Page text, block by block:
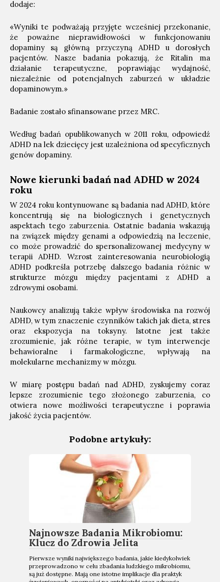
dodaje:
«Wyniki te podważają przyjęte wcześniej przekonanie,
że poważne nieprawidłowości w funkcjonowaniu
dopaminy są główną przyczyną ADHD u dorosłych
pacjentów. Nasze badania pokazują, że Ritalin ma
działanie terapeutyczne, poprawiając wydajność,
niezależnie od potencjalnych zaburzeń w układzie
dopaminowym.»
Badanie zostało sfinansowane przez MRC.
Według badań opublikowanych w 2011 roku, odpowiedź
ADHD na lek dziecięcy jest uzależniona od specyficznych
genów dopaminy.
Nowe kierunki badań nad ADHD w 2024
roku
W 2024 roku kontynuowane są badania nad ADHD, które
koncentrują się na biologicznych i genetycznych
aspektach tego zaburzenia. Ostatnie badania wskazują
na związek między genami a odpowiedzią na leczenie,
co może prowadzić do spersonalizowanej medycyny w
terapii ADHD. Wzrost zainteresowania neurobiologią
ADHD podkreśla potrzebę dalszego badania różnic w
strukturze mózgu między pacjentami z ADHD a
zdrowymi osobami.
Naukowcy analizują także wpływ środowiska na rozwój
ADHD, w tym znaczenie czynników takich jak dieta, stres
oraz ekspozycja na toksyny. Istotne jest także
zrozumienie, jak różne terapie, w tym interwencje
behawioralne i farmakologiczne, wpływają na
molekularne mechanizmy w mózgu.
W miarę postępu badań nad ADHD, zyskujemy coraz
lepsze zrozumienie tego złożonego zaburzenia, co
otwiera nowe możliwości terapeutyczne i poprawia
jakość życia pacjentów.
Podobne artykuły:
Najnowsze Badania Mikrobiomu:
Klucz do Zdrowia Jelita
Pierwsze wyniki największego badania, jakie kiedykolwiek
przeprowadzono w celu zbadania ludzkiego mikrobiomu,
są już dostępne. Mają one istotne implikacje dla praktyk